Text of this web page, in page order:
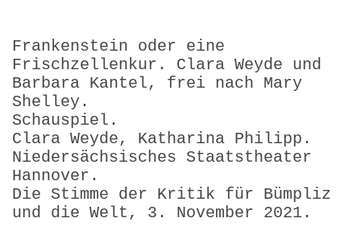
Frankenstein oder eine
Frischzellenkur. Clara Weyde und
Barbara Kantel, frei nach Mary
Shelley.
Schauspiel.
Clara Weyde, Katharina Philipp.
Niedersächsisches Staatstheater
Hannover.
Die Stimme der Kritik für Bümpliz
und die Welt, 3. November 2021.